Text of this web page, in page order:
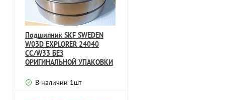
Подшипник SKF SWEDEN
W03D EXPLORER 24040
CC/W33 БЕЗ
ОРИГИНАЛЬНОЙ УПАКОВКИ
В наличии 1 шт